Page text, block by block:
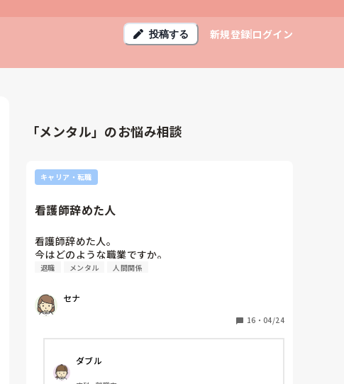
投稿する 新規登録ログイン
「メンタル」のお悩み相談
キャリア・転職
看護師辞めた人
看護師辞めた人。
今はどのような職業ですか。
退職 メンタル 人間関係
セナ
16 ・ 04/24
ダブル